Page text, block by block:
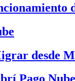
desde